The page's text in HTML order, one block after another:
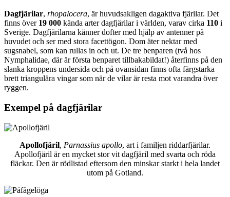
Dagfjärilar, rhopalocera, är huvudsakligen dagaktiva fjärilar. Det
finns över 19 000 kända arter dagfjärilar i världen, varav cirka 110 i
Sverige. Dagfjärilarna känner dofter med hjälp av antenner på
huvudet och ser med stora facettögon. Dom äter nektar med
sugsnabel, som kan rullas in och ut. De tre benparen (två hos
Nymphalidae, där är första benparet tillbakabildat!) återfinns på den
slanka kroppens undersida och på ovansidan finns ofta färgstarka
brett triangulära vingar som när de vilar är resta mot varandra över
ryggen.
Exempel på dagfjärilar
Apollofjäril, Parnassius apollo, art i familjen riddarfjärilar.
Apollofjäril är en mycket stor vit dagfjäril med svarta och röda
fläckar. Den är rödlistad eftersom den minskar starkt i hela landet
utom på Gotland.